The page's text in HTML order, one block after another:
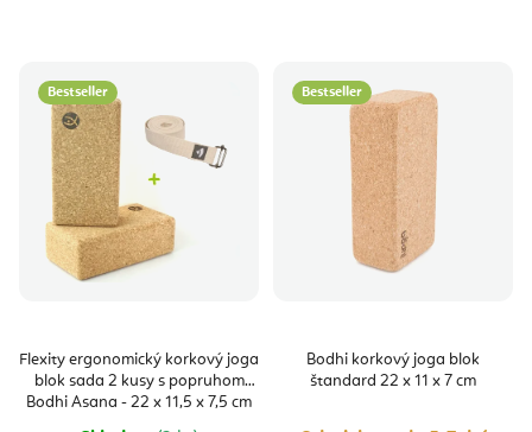
Bestseller
Flexity ergonomický korkový joga
blok sada 2 kusy s popruhom
Bodhi Asana - 22 x 11,5 x 7,5 cm
Bestseller
Bodhi korkový joga blok
štandard 22 x 11 x 7 cm